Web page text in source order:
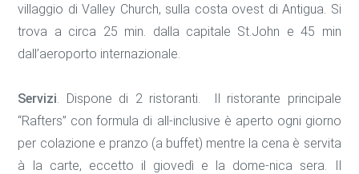
villaggio di Valley Church, sulla costa ovest di Antigua. Si
trova a circa 25 min. dalla capitale St.John e 45 min
dall’aeroporto internazionale.
Servizi . Dispone di 2 ristoranti. Il ristorante principale
“Rafters” con formula di all-inclusive è aperto ogni giorno
per colazione e pranzo (a buffet) mentre la cena è servita
à la carte, eccetto il giovedì e la dome-nica sera. Il